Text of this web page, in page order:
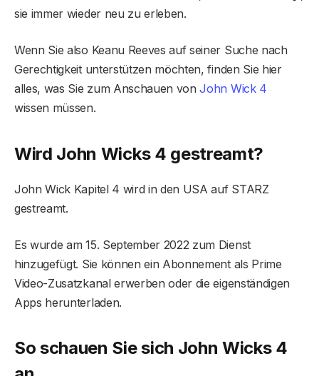
sie immer wieder neu zu erleben.
Wenn Sie also Keanu Reeves auf seiner Suche nach
Gerechtigkeit unterstützen möchten, finden Sie hier
alles, was Sie zum Anschauen vonJohn Wick 4
wissen müssen.
Wird John Wicks 4 gestreamt?
John Wick Kapitel 4 wird in den USA auf STARZ
gestreamt.
Es wurde am 15. September 2022 zum Dienst
hinzugefügt. Sie können ein Abonnement als Prime
Video-Zusatzkanal erwerben oder die eigenständigen
Apps herunterladen.
So schauen Sie sich John Wicks 4